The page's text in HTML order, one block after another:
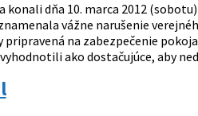
dňa 10. marca 2012 (sobotu)
vážne narušenie
na zabezpečenie
ako dostačujúce, aby